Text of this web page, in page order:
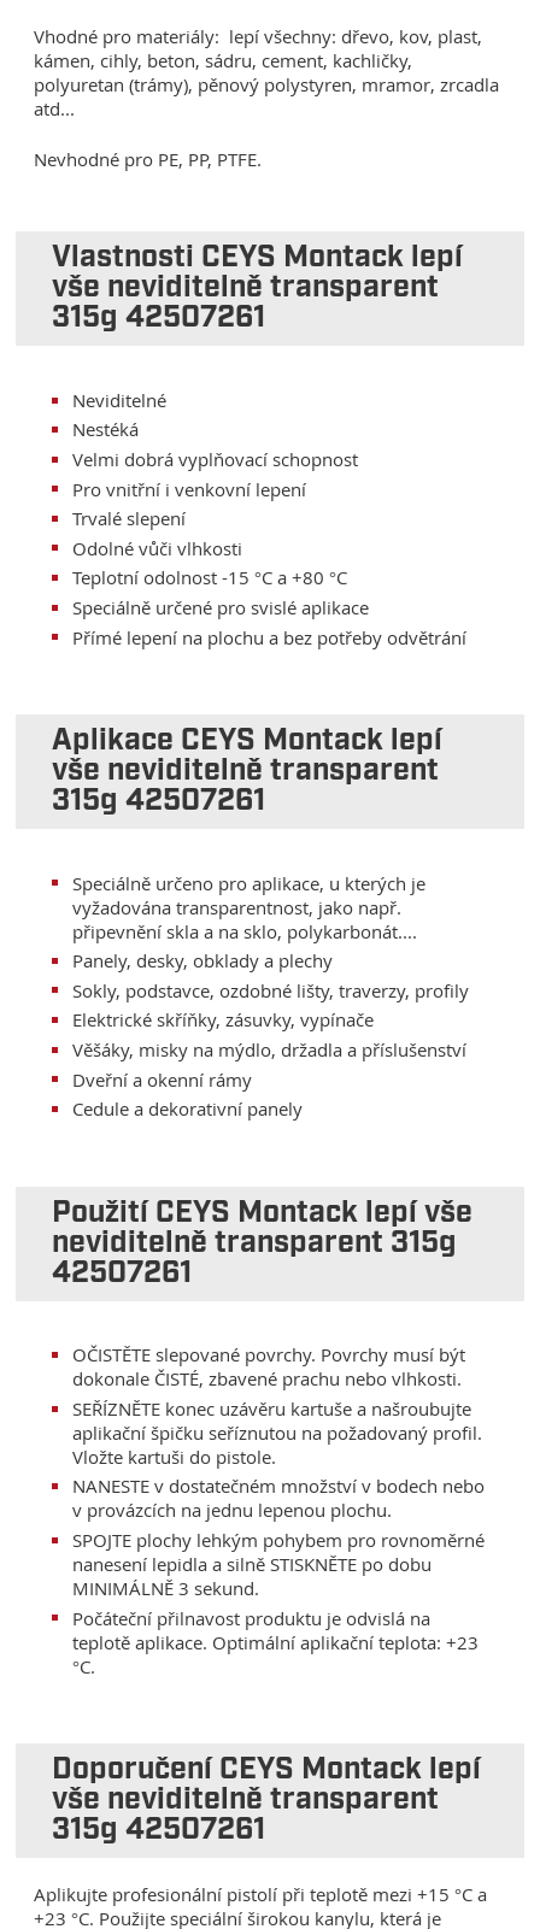
Vhodné pro materiály: lepí všechny: dřevo, kov, plast,
kámen, cihly, beton, sádru, cement, kachličky,
polyuretan (trámy), pěnový polystyren, mramor, zrcadla
atd...
Nevhodné pro PE, PP, PTFE.
Vlastnosti CEYS Montack lepí
vše neviditelně transparent
315g 42507261
Neviditelné
Nestéká
Velmi dobrá vyplňovací schopnost
Pro vnitřní i venkovní lepení
Trvalé slepení
Odolné vůči vlhkosti
Teplotní odolnost -15 °C a +80 °C
Speciálně určené pro svislé aplikace
Přímé lepení na plochu a bez potřeby odvětrání
Aplikace CEYS Montack lepí
vše neviditelně transparent
315g 42507261
Speciálně určeno pro aplikace, u kterých je
vyžadována transparentnost, jako např.
připevnění skla a na sklo, polykarbonát....
Panely, desky, obklady a plechy
Sokly, podstavce, ozdobné lišty, traverzy, profily
Elektrické skříňky, zásuvky, vypínače
Věšáky, misky na mýdlo, držadla a příslušenství
Dveřní a okenní rámy
Cedule a dekorativní panely
Použití CEYS Montack lepí vše
neviditelně transparent 315g
42507261
OČISTĚTE slepované povrchy. Povrchy musí být
dokonale ČISTÉ, zbavené prachu nebo vlhkosti.
SEŘÍZNĚTE konec uzávěru kartuše a našroubujte
aplikační špičku seříznutou na požadovaný profil.
Vložte kartuši do pistole.
NANESTE v dostatečném množství v bodech nebo
v provázcích na jednu lepenou plochu.
SPOJTE plochy lehkým pohybem pro rovnoměrné
nanesení lepidla a silně STISKNĚTE po dobu
MINIMÁLNĚ 3 sekund.
Počáteční přilnavost produktu je odvislá na
teplotě aplikace. Optimální aplikační teplota: +23
°C.
Doporučení CEYS Montack lepí
vše neviditelně transparent
315g 42507261
Aplikujte profesionální pistolí při teplotě mezi +15 °C a
+23 °C. Použijte speciální širokou kanylu, která je